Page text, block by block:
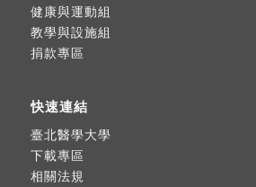
健康與運動組
教學與設施組
捐款專區
快速連結
臺北醫學大學
下載專區
相關法規